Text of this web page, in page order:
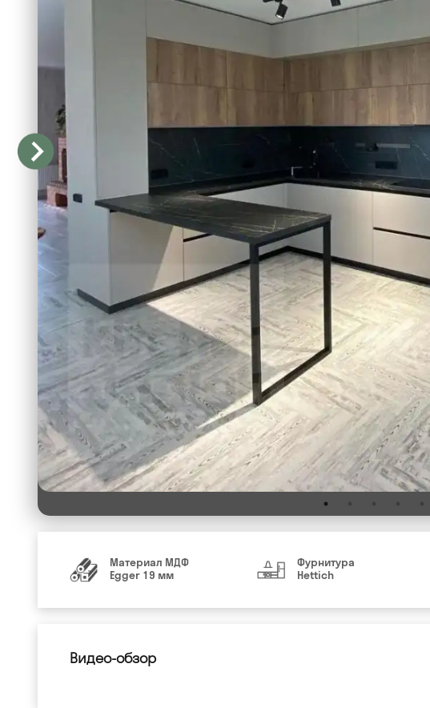
Материал МДФ
Egger 19 мм
Фурнитура
Hettich
Видео-обзор